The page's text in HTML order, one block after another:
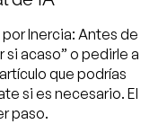
Inercia: Antes de
si acaso” o pedirle a
que podrías
si es necesario. El
paso.